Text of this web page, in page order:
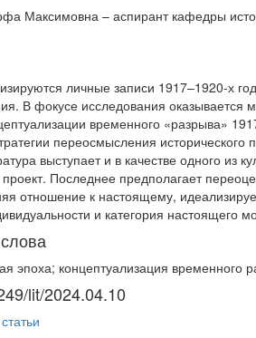
Максимовна – аспирант кафедры
личные записи 1917–1920-х
В фокусе исследования оказывается
временного «разрыва»
переосмысления
выступает и в качестве одного из
проект. Последнее предполагает
отношение к настоящему,
и категория настоящего
эпоха; концептуализация временного
lit/2024.04.10